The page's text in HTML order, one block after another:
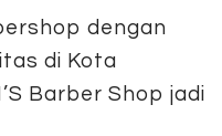
dengan
di Kota
Barber Shop jadi